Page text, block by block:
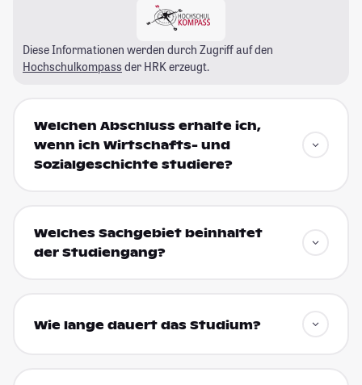
Diese Informationen werden durch Zugriff auf den
Hochschulkompass der HRK erzeugt.
Welchen Abschluss erhalte ich,
wenn ich Wirtschafts- und
Sozialgeschichte studiere?
Welches Sachgebiet beinhaltet
der Studiengang?
Wie lange dauert das Studium?